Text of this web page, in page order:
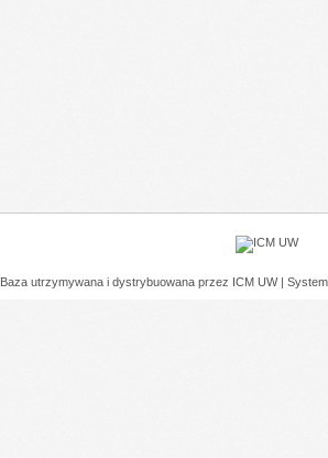
Baza utrzymywana i dystrybuowana przez ICM UW |